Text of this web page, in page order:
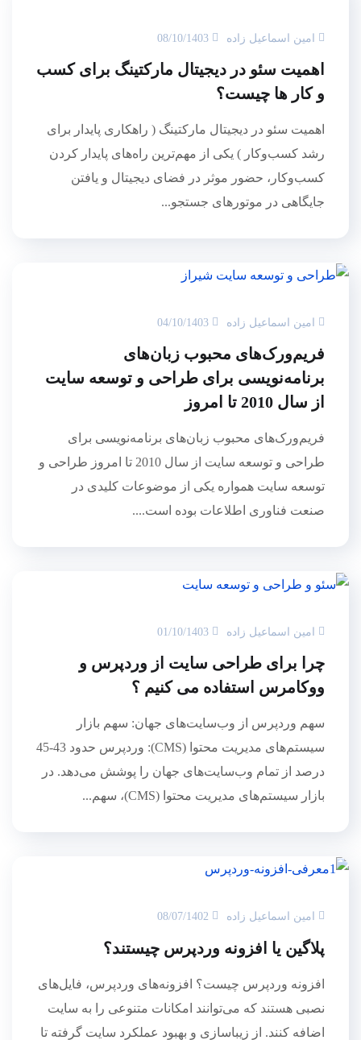
امین اسماعیل زاده 08/10/1403
اهمیت سئو در دیجیتال مارکتینگ برای کسب
و کار ها چیست؟
اهمیت سئو در دیجیتال مارکتینگ ( راهکاری پایدار برای
رشد کسب‌وکار ) یکی از مهم‌ترین راه‌های پایدار کردن
کسب‌وکار، حضور موثر در فضای دیجیتال و یافتن
جایگاهی در موتورهای جستجو...
امین اسماعیل زاده 04/10/1403
فریم‌ورک‌های محبوب زبان‌های
برنامه‌نویسی برای طراحی و توسعه سایت
از سال 2010 تا امروز
فریم‌ورک‌های محبوب زبان‌های برنامه‌نویسی برای
طراحی و توسعه سایت از سال 2010 تا امروز طراحی و
توسعه سایت همواره یکی از موضوعات کلیدی در
صنعت فناوری اطلاعات بوده است....
امین اسماعیل زاده 01/10/1403
چرا برای طراحی سایت از وردپرس و
ووکامرس استفاده می کنیم ؟
سهم وردپرس از وب‌سایت‌های جهان: سهم بازار
سیستم‌های مدیریت محتوا (CMS): وردپرس حدود 43-45
درصد از تمام وب‌سایت‌های جهان را پوشش می‌دهد. در
بازار سیستم‌های مدیریت محتوا (CMS)، سهم...
امین اسماعیل زاده 08/07/1402
پلاگین یا افزونه وردپرس چیستند؟
افزونه وردپرس چیست؟ افزونه‌های وردپرس، فایل‌های
نصبی هستند که می‌توانند امکانات متنوعی را به سایت
اضافه کنند. از زیباسازی و بهبود عملکرد سایت گرفته تا